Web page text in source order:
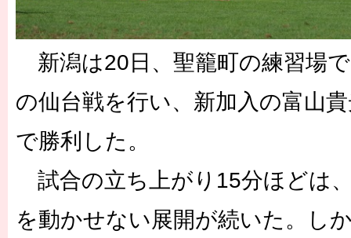
新潟は20日、聖籠町の練習場
の仙台戦を行い、新加入の富山
で勝利した。
試合の立ち上がり15分ほどは
を動かせない展開が続いた。し